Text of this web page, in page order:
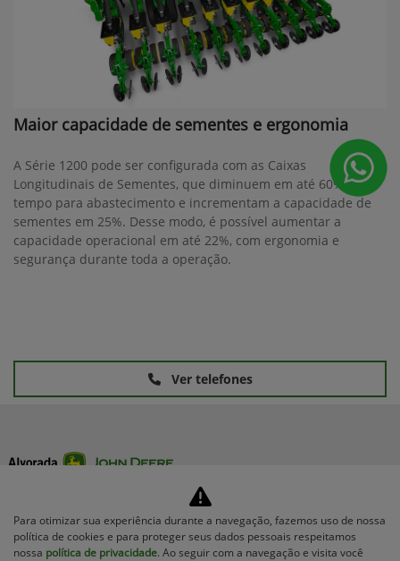
Maior capacidade de sementes e ergonomia
A Série 1200 pode ser configurada com as Caixas
Longitudinais de Sementes, que diminuem em até 60% o
tempo para abastecimento e incrementam a capacidade de
sementes em 25%. Desse modo, é possível aumentar a
capacidade operacional em até 22%, com ergonomia e
segurança durante toda a operação.
Ver telefones
Equipamentos
Para otimizar sua experiência durante a navegação, fazemos uso de nossa
política de cookies e para proteger seus dados pessoais respeitamos
nossa política de privacidade. Ao seguir com a navegação e visita você